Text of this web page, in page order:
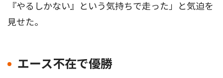
『やるしかない』という気持ちで走った」と気迫を
見せた。
エース不在で優勝